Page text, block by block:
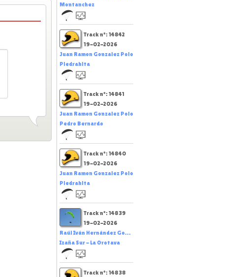
Montanchez
Track nº: 14842
19-02-2026
Juan Ramon Gonzalez Polo
Piedrahita
Track nº: 14841
19-02-2026
Juan Ramon Gonzalez Polo
Pedro Bernardo
Track nº: 14840
19-02-2026
Juan Ramon Gonzalez Polo
Piedrahita
Track nº: 14839
19-02-2026
Raúl Iván Hernández Go...
Izaña Sur - La Orotava
Track nº: 14838